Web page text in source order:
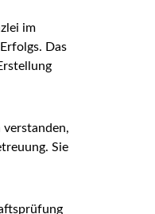
im
Das
Sie